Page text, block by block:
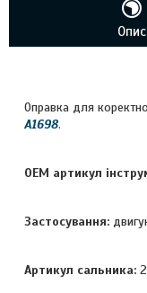
Опис
Оправка для
A1698.
OEM артикул
Застосування:
Артикул сальника: